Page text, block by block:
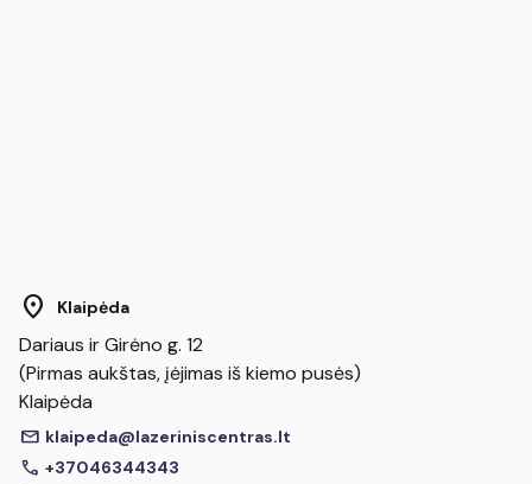
location_on Klaipėda
Dariaus ir Girėno g. 12
(Pirmas aukštas, įėjimas iš kiemo pusės)
Klaipėda
mail klaipeda@lazeriniscentras.lt
call +37046344343